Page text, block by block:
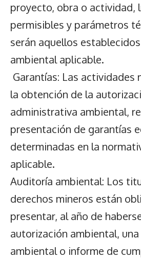
proyecto, obra o actividad,
permisibles y parámetros
serán aquellos
ambiental aplicable.
Garantías: Las actividades
la obtención de la
administrativa ambiental,
presentación de garantías
determinadas en la
aplicable.
Auditoría ambiental: Los
derechos mineros están
presentar, al año de
autorización ambiental,
ambiental o informe de